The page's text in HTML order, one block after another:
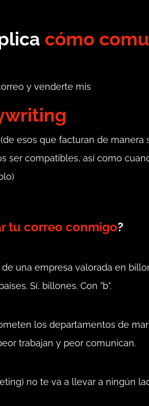
cómo
y venderte mis
esos que facturan de manera
ser compatibles, así como
tu correo conmigo?
una empresa valorada en
Sí, billones. Con "b".
los departamentos de
trabajan y peor comunican.
no te va a llevar a ningún